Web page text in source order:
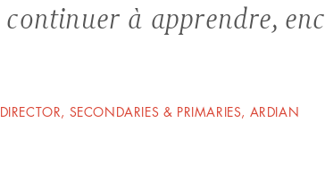
à apprendre,
SECONDARIES & PRIMARIES, ARDIAN